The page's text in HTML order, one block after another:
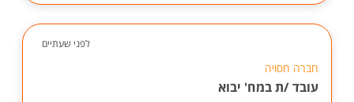
לפני שעתיים
חברה חסויה
עובד /ת במח' יבוא